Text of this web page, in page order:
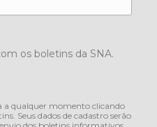
os boletins da SNA.
a qualquer momento clicando
Seus dados de cadastro serão